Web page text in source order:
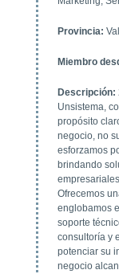
Provincia:
Miembro
Descripción:
Unsistema,
propósito
negocio, no
esforzamos
brindando
Ofrecemos
englobamos
soporte
consultoría y
potenciar su
negocio